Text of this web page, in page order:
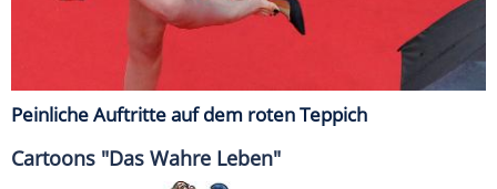
Peinliche Auftritte auf dem roten Teppich
Cartoons "Das Wahre Leben"